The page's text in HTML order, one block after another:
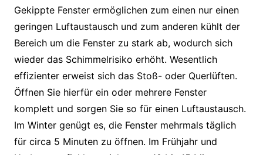
Gekippte Fenster ermöglichen zum einen nur einen
geringen Luftaustausch und zum anderen kühlt der
Bereich um die Fenster zu stark ab, wodurch sich
wieder das Schimmelrisiko erhöht. Wesentlich
effizienter erweist sich das Stoß- oder Querlüften.
Öffnen Sie hierfür ein oder mehrere Fenster
komplett und sorgen Sie so für einen Luftaustausch.
Im Winter genügt es, die Fenster mehrmals täglich
für circa 5 Minuten zu öffnen. Im Frühjahr und